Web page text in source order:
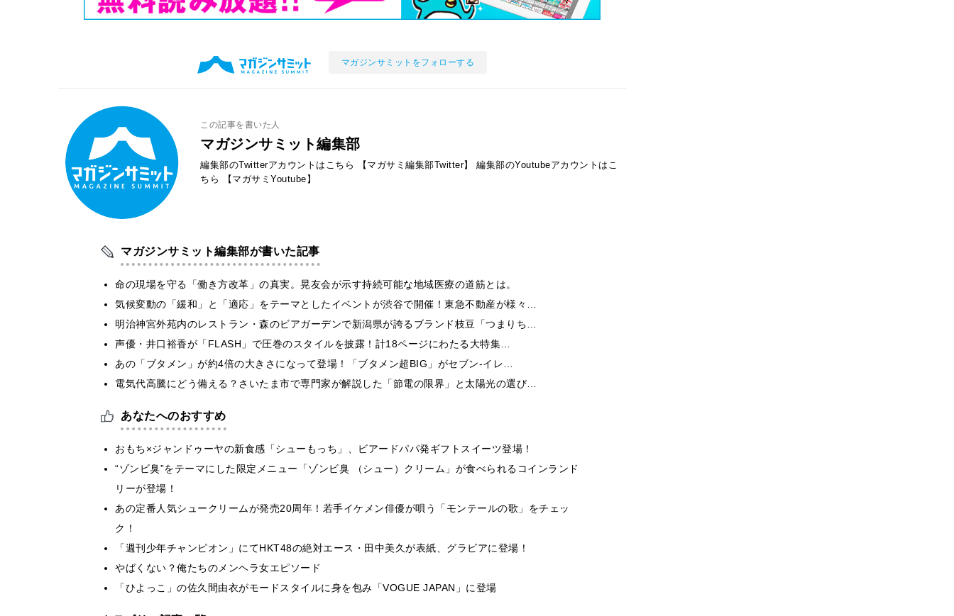
マガジンサミットをフォローする
この記事を書いた人
マガジンサミット編集部
編集部のTwitterアカウントはこちら 【マガサミ編集部Twitter】
編集部のYoutubeアカウントはこ
ちら
【マガサミYoutube】
マガジンサミット編集部が書いた記事
​命の現場を守る「働き方改革」の真実。晃友会が示す持続可能な地域医療の道筋とは。
気候変動の「緩和」と「適応」をテーマとしたイベントが渋谷で開催！東急不動産が様々…
明治神宮外苑内のレストラン・森のビアガーデンで新潟県が誇るブランド枝豆「つまりち…
声優・井口裕香が「FLASH」で圧巻のスタイルを披露！計18ページにわたる大特集…
あの「ブタメン」が約4倍の大きさになって登場！「ブタメン超BIG」がセブン‐イレ…
電気代高騰にどう備える？さいたま市で専門家が解説した「節電の限界」と太陽光の選び…
あなたへのおすすめ
おもち×ジャンドゥーヤの新食感「シューもっち」、ビアードパパ発ギフトスイーツ登場！
“ゾンビ臭”をテーマにした限定メニュー「ゾンビ臭 （シュー）クリーム」が食べられるコインランド
リーが登場！
あの定番人気シュークリームが発売20周年！若手イケメン俳優が唄う「モンテールの歌」をチェッ
ク！
「週刊少年チャンピオン」にてHKT48の絶対エース・田中美久が表紙、グラビアに登場！
やばくない？俺たちのメンヘラ女エピソード
「ひよっこ」の佐久間由衣がモードスタイルに身を包み「VOGUE JAPAN」に登場